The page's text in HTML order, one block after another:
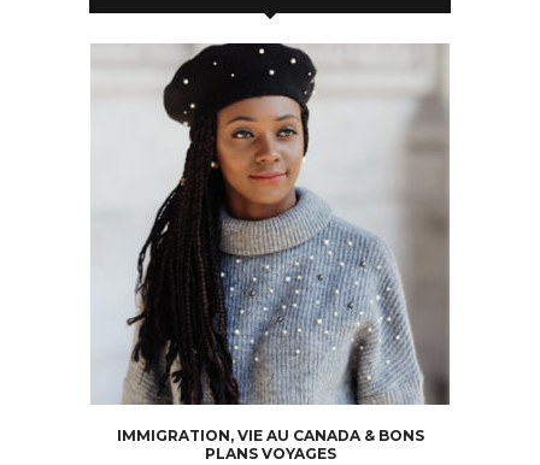
IMMIGRATION, VIE AU CANADA & BONS
PLANS VOYAGES